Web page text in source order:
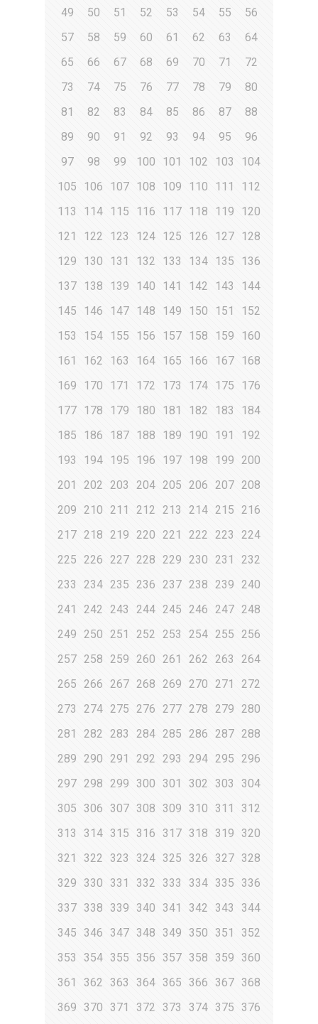
49
50 51 52 53 54 55
56
57
58 59 60 61 62 63
64
65
66 67 68 69 70 71
72
73
74 75 76 77 78 79
80
81
82 83 84 85 86 87
88
89
90 91 92 93 94 95
96
97
98 99 100 101 102 103
104
105
106 107 108 109 110 111
112
113
114 115 116 117 118 119
120
121
122 123 124 125 126 127 128
129
130 131 132 133 134 135
136
137 138 139 140 141 142 143
144
145
146 147 148 149 150 151
152
153
154 155 156 157 158 159
160
161
162 163 164 165 166 167 168
169
170 171 172 173 174 175
176
177 178 179 180 181 182 183
184
185
186 187 188 189 190 191
192
193
194 195 196 197 198 199
200
201
202 203 204 205 206 207 208
209
210 211 212 213 214 215
216
217 218 219 220 221 222 223
224
225
226 227 228 229 230 231
232
233
234 235 236 237 238 239
240
241
242 243 244 245 246 247 248
249
250 251 252 253 254 255
256
257 258 259 260 261 262 263
264
265
266 267 268 269 270 271
272
273
274 275 276 277 278 279
280
281
282 283 284 285 286 287 288
289
290 291 292 293 294 295
296
297 298 299 300 301 302 303
304
305
306 307 308 309 310 311
312
313
314 315 316 317 318 319
320
321
322 323 324 325 326 327 328
329
330 331 332 333 334 335
336
337 338 339 340 341 342 343
344
345
346 347 348 349 350 351
352
353
354 355 356 357 358 359 360
361
362 363 364 365 366 367 368
369
370 371 372 373 374 375 376